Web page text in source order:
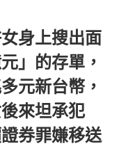
身上搜出面
」的存單，
元新台幣，
來坦承犯
券罪嫌移送